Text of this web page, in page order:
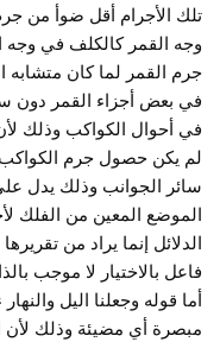
تلك الأجرام أقل ضوأ من
وجه القمر كالكلف في وجه
جرم القمر لما كان متشابه
في بعض أجزاء القمر دون
في أحوال الكواكب وذلك
لم يكن حصول جرم
سائر الجوانب وذلك يدل
الموضع المعين من الفلك
الدلائل إنما يراد من
فاعل بالاختيار لا موجب
أما قوله وجعلنا اليل
مبصرة أي مضيئة وذلك